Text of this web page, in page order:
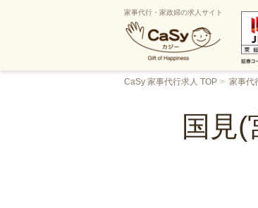
家事代行・家政婦の求人サイト
CaSy 家事代行求人 TOP 家事代
国見